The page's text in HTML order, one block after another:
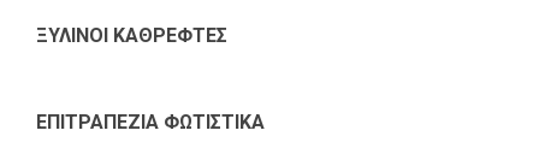
ΞΥΛΙΝΟΙ ΚΑΘΡΕΦΤΕΣ
ΕΠΙΤΡΑΠΕΖΙΑ ΦΩΤΙΣΤΙΚΑ